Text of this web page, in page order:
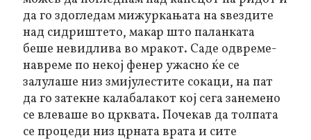
да го здогледам мижуркањата на ѕвездите
над сидриштето, макар што паланката
беше невидлива во мракот. Саде одвреме-
навреме по некој фенер ужасно ќе се
залулаше низ змијулестите сокаци, на пат
да го затекне калабалакот кој сега занемено
се влеваше во црквата. Почекав да толпата
се процеди низ црната врата и сите